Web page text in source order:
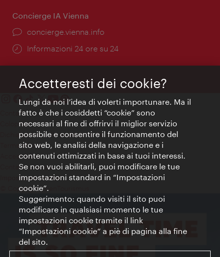
Concierge IA Vienna
Ort:
concierge.vienna.info
Öffnungszeiten:
Informazioni 24 ore su 24
Contatti
Colophon
Dichiarazione sulla protezione dei dati
Terms of Use
Accessibilità
Contatto stampa
Impostazioni cookie
© Copyright WienTourismus
Accetteresti dei cookie?
Lungi da noi l’idea di volerti importunare. Ma il
fatto è che i cosiddetti “cookie” sono
necessari al fine di offrirvi il miglior servizio
possibile e consentire il funzionamento del
sito web, le analisi della navigazione e i
contenuti ottimizzati in base ai tuoi interessi.
Se non vuoi abilitarli, puoi modificare le tue
impostazioni standard in “Impostazioni
cookie”.
Suggerimento: quando visiti il sito puoi
modificare in qualsiasi momento le tue
impostazioni cookie tramite il link
“Impostazioni cookie” a piè di pagina alla fine
del sito.